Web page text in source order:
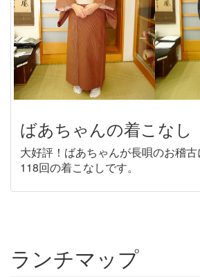
ばあちゃんの着こなし
大好評！ばあちゃんが長唄のお稽
118回の着こなしです。
ランチマップ